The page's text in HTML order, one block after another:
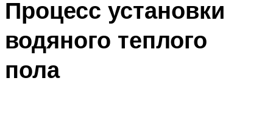
Процесс установки
водяного теплого
пола